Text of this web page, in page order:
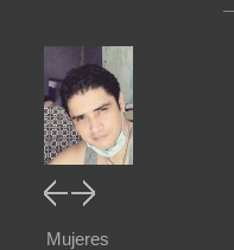
Mujeres